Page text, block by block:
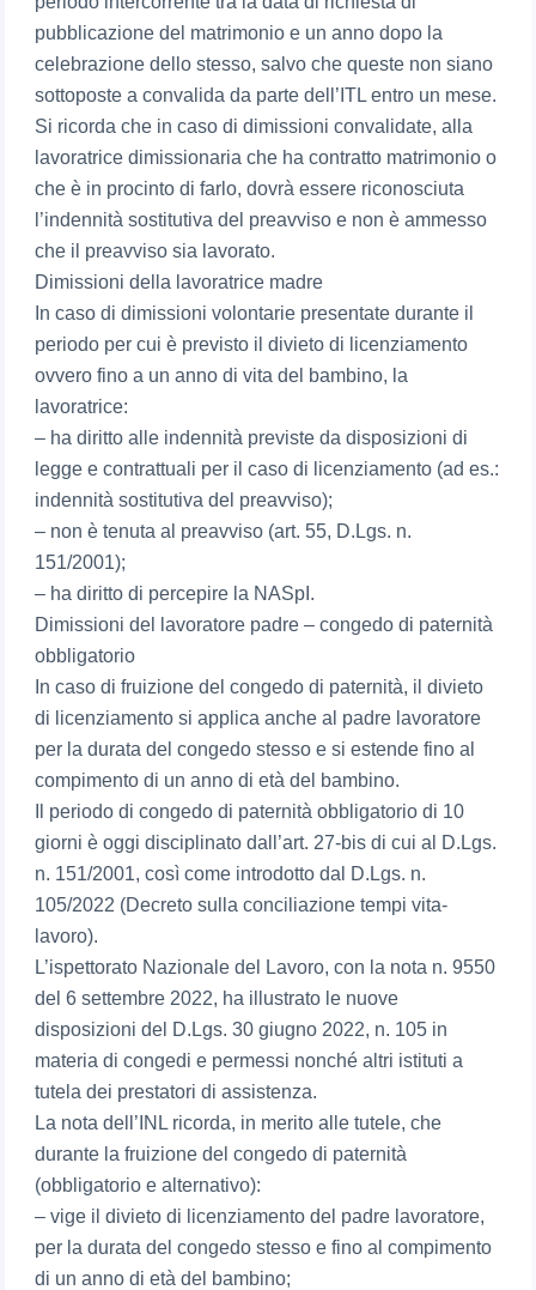
pubblicazione del matrimonio e un anno dopo la
celebrazione dello stesso, salvo che queste non siano
sottoposte a convalida da parte dell’ITL entro un mese.
Si ricorda che in caso di dimissioni convalidate, alla
lavoratrice dimissionaria che ha contratto matrimonio o
che è in procinto di farlo, dovrà essere riconosciuta
l’indennità sostitutiva del preavviso e non è ammesso
che il preavviso sia lavorato.
Dimissioni della lavoratrice madre
In caso di dimissioni volontarie presentate durante il
periodo per cui è previsto il divieto di licenziamento
ovvero fino a un anno di vita del bambino, la
lavoratrice:
– ha diritto alle indennità previste da disposizioni di
legge e contrattuali per il caso di licenziamento (ad es.:
indennità sostitutiva del preavviso);
– non è tenuta al preavviso (art. 55, D.Lgs. n.
151/2001);
– ha diritto di percepire la NASpI.
Dimissioni del lavoratore padre – congedo di paternità
obbligatorio
In caso di fruizione del congedo di paternità, il divieto
di licenziamento si applica anche al padre lavoratore
per la durata del congedo stesso e si estende fino al
compimento di un anno di età del bambino.
Il periodo di congedo di paternità obbligatorio di 10
giorni è oggi disciplinato dall’art. 27-bis di cui al D.Lgs.
n. 151/2001, così come introdotto dal D.Lgs. n.
105/2022 (Decreto sulla conciliazione tempi vita-
lavoro).
L’ispettorato Nazionale del Lavoro, con la nota n. 9550
del 6 settembre 2022, ha illustrato le nuove
disposizioni del D.Lgs. 30 giugno 2022, n. 105 in
materia di congedi e permessi nonché altri istituti a
tutela dei prestatori di assistenza.
La nota dell’INL ricorda, in merito alle tutele, che
durante la fruizione del congedo di paternità
(obbligatorio e alternativo):
– vige il divieto di licenziamento del padre lavoratore,
per la durata del congedo stesso e fino al compimento
di un anno di età del bambino;